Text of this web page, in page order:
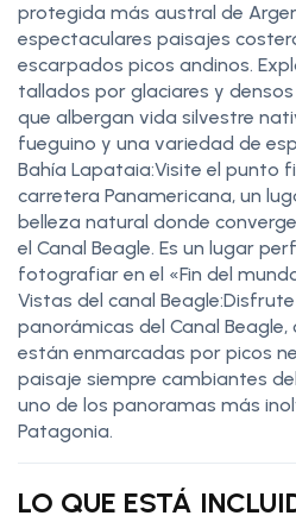
protegida más austral de
espectaculares paisajes
escarpados picos andinos.
tallados por glaciares y
que albergan vida silvestre
fueguino y una variedad de
Bahía Lapataia:Visite el punto
carretera Panamericana, un
belleza natural donde
el Canal Beagle. Es un lugar
fotografiar en el «Fin del
Vistas del canal
panorámicas del Canal
están enmarcadas por picos
paisaje siempre cambiantes
uno de los panoramas más
Patagonia.
LO QUE ESTÁ